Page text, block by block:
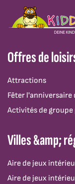
Offres de
Attractions
Fêter
Activités de
Villes &amp;
Aire de jeux
Aire de jeux